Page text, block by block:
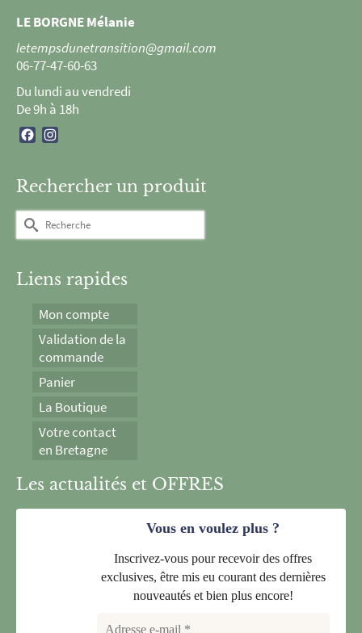
LE BORGNE Mélanie
letempsdunetransition@gmail.com
06-77-47-60-63
Du lundi au vendredi
De 9h à 18h
Facebook
Rechercher un produit
Rechercher :
Liens rapides
Mon compte
Validation de la
commande
Panier
La Boutique
Votre contact
en Bretagne
Les actualités et OFFRES
Vous en voulez plus ?
Inscrivez-vous pour recevoir des offres
exclusives, être mis eu courant des dernières
nouveautés et bien plus encore!